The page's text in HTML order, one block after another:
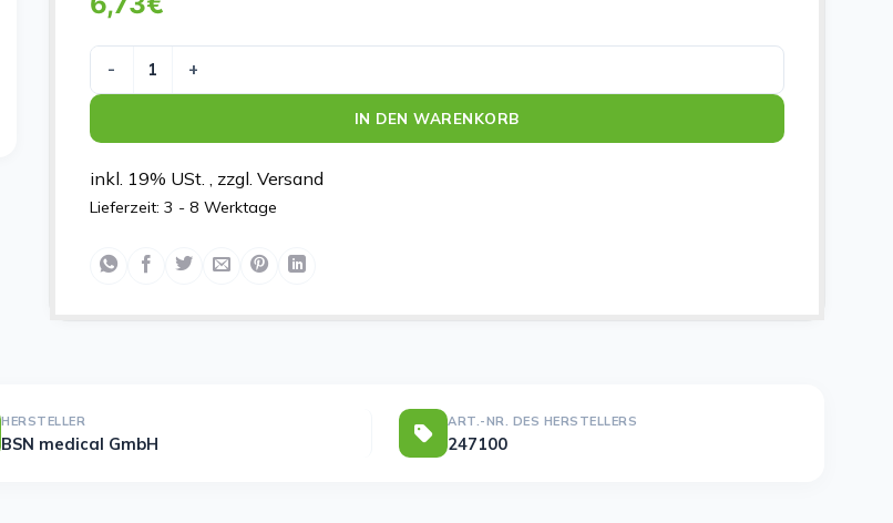
LEUKOPOR 5X1.25CM Menge
IN DEN WARENKORB
inkl. 19% USt. , zzgl. Versand
Lieferzeit: 3 - 8 Werktage
HERSTELLER
BSN medical GmbH
ART.-NR. DES HERSTELLERS
247100